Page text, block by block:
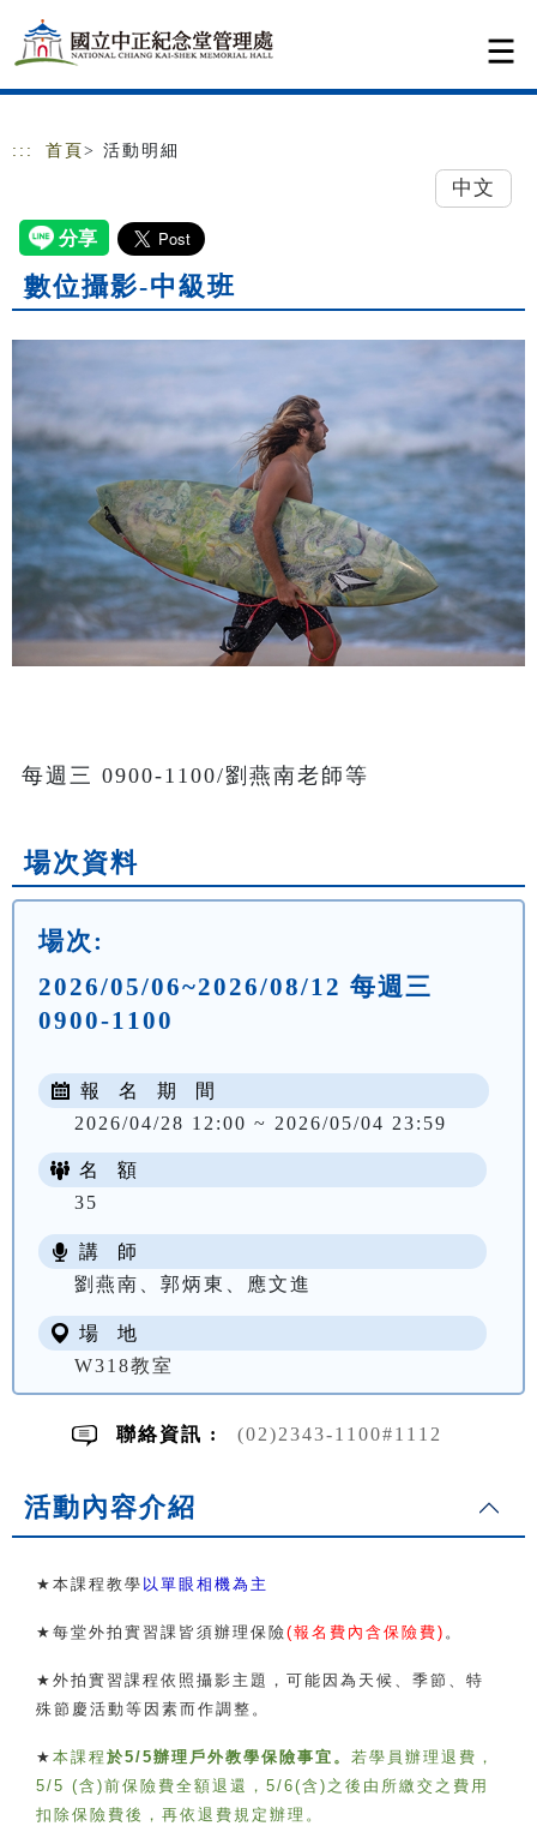
跳到主要內容
網站導覽
::: 首頁 > 活動明細
中文
數位攝影-中級班
每週三 0900-1100/劉燕南老師等
場次資料
場次:
2026/05/06~2026/08/12 每週三
0900-1100
報 名 期 間
2026/04/28 12:00 ~ 2026/05/04 23:59
名 額
35
講 師
劉燕南、郭炳東、應文進
場 地
W318教室
聯絡資訊 : (02)2343-1100#1112
活動內容介紹
★ 本課程教學 以單眼相機為主
★ 每堂外拍實習課皆須辦理保險(報名費內含保險費) 。
★ 外拍實習課程依照攝影主題，可能因為天候、季節、特
殊節慶活動等因素而作調整。
★ 本課程 於5/5辦理戶外教學保險事宜。 若學員辦理退費，
5/5 (含 )前保險費全額退還， 5/6(含 ) 之後由所繳交之費用
扣除保險費後，再依退費規定辦理。